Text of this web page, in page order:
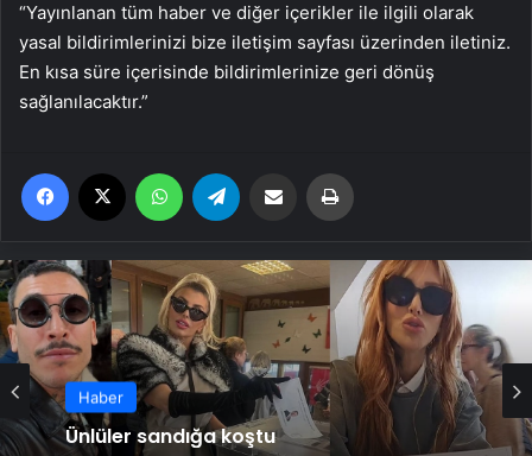
“Yayınlanan tüm haber ve diğer içerikler ile ilgili olarak
yasal bildirimlerinizi bize iletişim sayfası üzerinden iletiniz.
En kısa süre içerisinde bildirimlerinize geri dönüş
sağlanılacaktır.”
Facebook WhatsApp Email'den paylaş
Haber
Ünlüler sandığa koştu